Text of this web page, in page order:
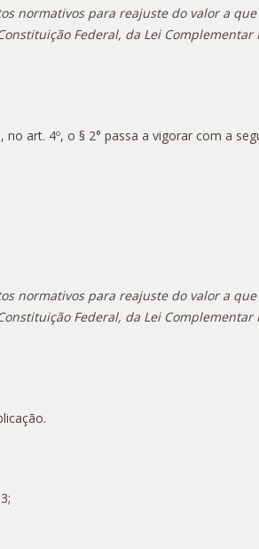
normativos para reajuste do valor a
Federal, da Lei
art. 4º, o § 2° passa a vigorar com a
normativos para reajuste do valor a
Federal, da Lei